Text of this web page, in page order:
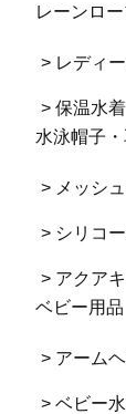
レーンロ
> レディ
> 保温水着
水泳帽子
> メッシ
> シリコ
> アクア
ベビー用品
> アーム
> ベビー